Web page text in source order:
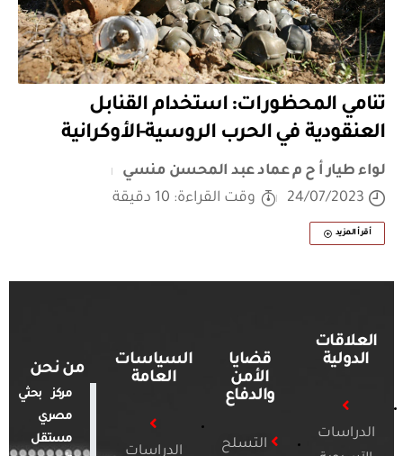
تنامي المحظورات: استخدام القنابل
العنقودية في الحرب الروسية-الأوكرانية
لواء طيار أ ح م عماد عبد المحسن منسي
24/07/2023
وقت القراءة: 10 دقيقة
أقرأ المزيد
العلاقات
الدولية
الدراسات
قضايا
الأمن
والدفاع
التسلح
السياسات
العامة
الدراسات
من نحن
مركز بحثي
مصري
مستقل